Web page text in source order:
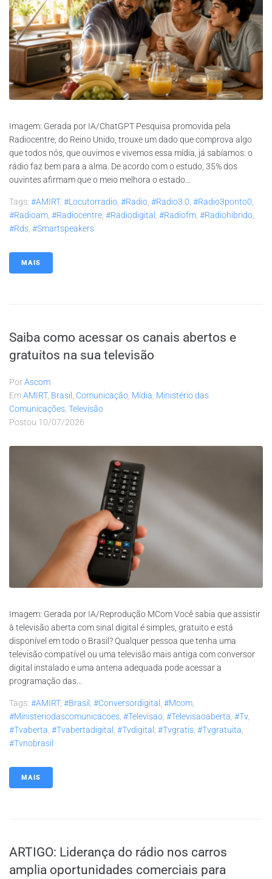
Imagem: Gerada por IA/ChatGPT Pesquisa promovida pela
Radiocentre, do Reino Unido, trouxe um dado que comprova algo
que todos nós, que ouvimos e vivemos essa mídia, já sabíamos: o
rádio faz bem para a alma. De acordo com o estudo, 35% dos
ouvintes afirmam que o meio melhora o estado...
Tags: #AMIRT, #locutorradio, #radio, #radio3.0, #radio3ponto0,
#radioam, #radiocentre, #radiodigital , #radiofm, #radiohibrido,
#rds, #smartspeakers
MAIS
Saiba como acessar os canais abertos e
gratuitos na sua televisão
PorAscom
EmAMIRT, Brasil , Comunicação, Mídia, Ministério das
Comunicações, Televisão
Postou 10/07/2026
Imagem: Gerada por IA/Reprodução MCom Você sabia que assistir
à televisão aberta com sinal digital é simples, gratuito e está
disponível em todo o Brasil? Qualquer pessoa que tenha uma
televisão compatível ou uma televisão mais antiga com conversor
digital instalado e uma antena adequada pode acessar a
programação das...
Tags: #AMIRT, #brasil #conversordigital #mcom
#ministeriodascomunicacoes #televisao #televisaoaberta #tv,
#tvaberta #tvabertadigital #tvdigital #tvgratis #tvgratuita
#tvnobrasil
MAIS
ARTIGO: Liderança do rádio nos carros
amplia oportunidades comerciais para